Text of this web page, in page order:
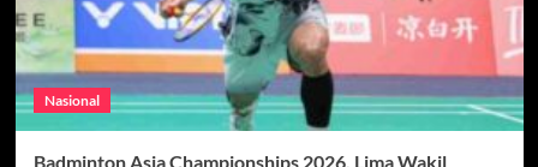
Juara
yang
Mengubah
Arah
Karier
Nasional
Badminton Asia Championships 2026, Lima Wakil